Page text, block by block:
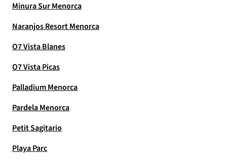
Minura Sur Menorca
Naranjos Resort Menorca
O7 Vista Blanes
O7 Vista Picas
Palladium Menorca
Pardela Menorca
Petit Sagitario
Playa Parc